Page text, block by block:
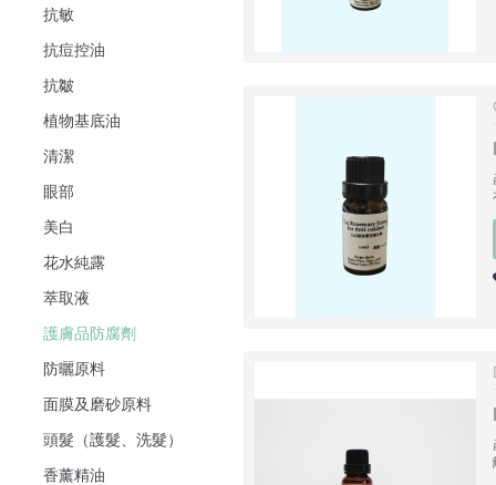
抗敏
抗痘控油
抗皺
植物基底油
清潔
眼部
美白
花水純露
萃取液
護膚品防腐劑
防曬原料
面膜及磨砂原料
頭髮（護髮、洗髮）
香薰精油